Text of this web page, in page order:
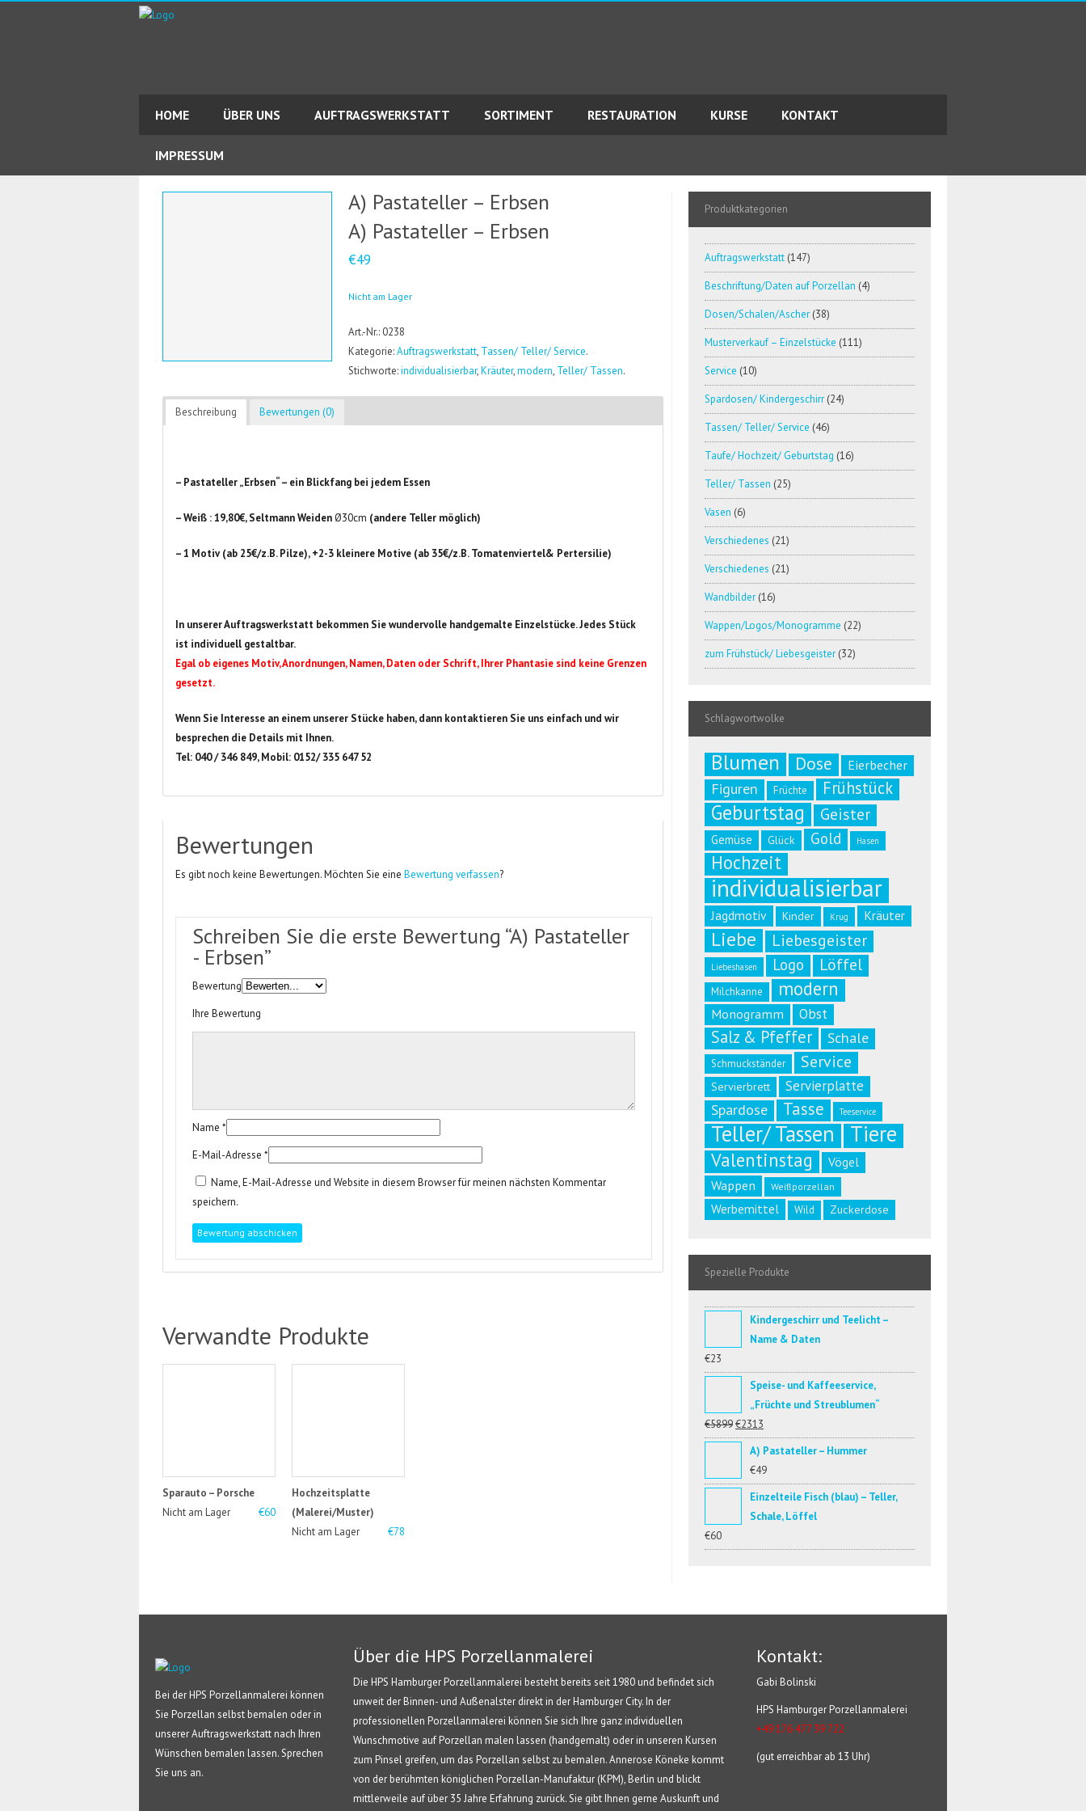
HOME ÜBER UNS AUFTRAGSWERKSTATT SORTIMENT RESTAURATION KURSE KONTAKT
IMPRESSUM
A) Pastateller – Erbsen
A) Pastateller – Erbsen
€49
Nicht am Lager
Art.-Nr.: 0238
Kategorie:Auftragswerkstatt, Tassen/ Teller/ Service.
Stichworte:individualisierbar,Kräuter,modern, Teller/ Tassen.
Beschreibung Bewertungen (0)
– Pastateller „Erbsen“ – ein Blickfang bei jedem Essen
– Weiß : 19,80€, Seltmann Weiden Ø30cm (andere Teller möglich)
– 1 Motiv (ab 25€/z.B. Pilze), +2-3 kleinere Motive (ab 35€/z.B. Tomatenviertel& Pertersilie)
In unserer Auftragswerkstatt bekommen Sie wundervolle handgemalte Einzelstücke. Jedes Stück
ist individuell gestaltbar.
Egal ob eigenes Motiv, Anordnungen, Namen, Daten oder Schrift, Ihrer Phantasie sind keine Grenzen
gesetzt.
Wenn Sie Interesse an einem unserer Stücke haben, dann kontaktieren Sie uns einfach und wir
besprechen die Details mit Ihnen.
Tel: 040 / 346 849, Mobil: 0152/ 335 647 52
Bewertungen
Es gibt noch keine Bewertungen. Möchten Sie eineBewertung verfassen?
Schreiben Sie die erste Bewertung “A) Pastateller
- Erbsen”
Bewertung
Ihre Bewertung
Name *
E-Mail-Adresse *
Name, E-Mail-Adresse und Website in diesem Browser für meinen nächsten Kommentar
speichern.
Verwandte Produkte
Sparauto – Porsche
€60
Nicht am Lager
Hochzeitsplatte
(Malerei/Muster)
€78
Nicht am Lager
Produktkategorien
Auftragswerkstatt (147)
Beschriftung/Daten auf Porzellan (4)
Dosen/Schalen/Ascher (38)
Musterverkauf – Einzelstücke (111)
Service (10)
Spardosen/ Kindergeschirr (24)
Tassen/ Teller/ Service (46)
Taufe/ Hochzeit/ Geburtstag (16)
Teller/ Tassen (25)
Vasen (6)
Verschiedenes (21)
Verschiedenes (21)
Wandbilder (16)
Wappen/Logos/Monogramme (22)
zum Frühstück/ Liebesgeister (32)
Schlagwortwolke
Blumen Dose Eierbecher
Figuren Früchte Frühstück
Geburtstag Geister
Gemüse Glück Gold Hasen
Hochzeit
individualisierbar
Jagdmotiv Kinder Krug Kräuter
Liebe Liebesgeister
Liebeshasen Logo Löffel
Milchkanne modern
Monogramm Obst
Salz & Pfeffer Schale
Schmuckständer Service
Servierbrett Servierplatte
Spardose Tasse Teeservice
Teller/ Tassen Tiere
Valentinstag
Vögel
Wappen
Weißporzellan
Werbemittel Wild Zuckerdose
Spezielle Produkte
Kindergeschirr und Teelicht –
Name & Daten
€23
Speise- und Kaffeeservice,
„Früchte und Streublumen“
€5899€2313
A) Pastateller – Hummer
€49
Einzelteile Fisch (blau) – Teller,
Schale, Löffel
€60
Bei der HPS Porzellanmalerei können
Sie Porzellan selbst bemalen oder in
unserer Auftragswerkstatt nach Ihren
Wünschen bemalen lassen. Sprechen
Sie uns an.
Über die HPS Porzellanmalerei
Die HPS Hamburger Porzellanmalerei besteht bereits seit 1980 und befindet sich
unweit der Binnen- und Außenalster direkt in der Hamburger City. In der
professionellen Porzellanmalerei können Sie sich Ihre ganz individuellen
Wunschmotive auf Porzellan malen lassen (handgemalt) oder in unseren Kursen
zum Pinsel greifen, um das Porzellan selbst zu bemalen. Annerose Köneke kommt
von der berühmten königlichen Porzellan-Manufaktur (KPM), Berlin und blickt
mittlerweile auf über 35 Jahre Erfahrung zurück. Sie gibt Ihnen gerne Auskunft und
Kontakt:
Gabi Bolinski
HPS Hamburger Porzellanmalerei
+49 176 477 39 722
(gut erreichbar ab 13 Uhr)